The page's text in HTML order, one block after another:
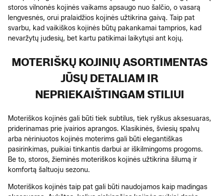
storos vilnonės kojinės vaikams apsaugo nuo šalčio, o vasarą
lengvesnės, orui pralaidžios kojinės užtikrina gaivą. Taip pat
svarbu, kad vaikiškos kojinės būtų pakankamai tamprios, kad
nevaržytų judesių, bet kartu patikimai laikytųsi ant kojų.
MOTERIŠKŲ KOJINIŲ ASORTIMENTAS
JŪSŲ DETALIAM IR
NEPRIEKAIŠTINGAM STILIUI
Moteriškos kojinės gali būti tiek subtilus, tiek ryškus aksesuaras,
priderinamas prie įvairios aprangos. Klasikinės, šviesių spalvų
arba nėriniuotos kojinės moterims gali būti elegantiškas
pasirinkimas, puikiai tinkantis darbui ar iškilmingoms progoms.
Be to, storos, žieminės moteriškos kojinės užtikrina šilumą ir
komfortą šaltuoju sezonu.
Moteriškos kojinės taip pat gali būti naudojamos kaip madingas